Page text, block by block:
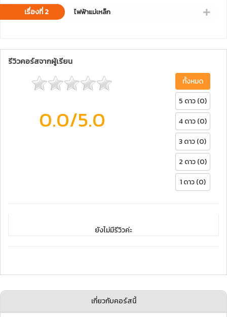
เรื่องที่ 2 ไฟฟ้าแม่เหล็ก
รีวิวคอร์สจากผู้เรียน
0.0/5.0
ทั้งหมด
5 ดาว (0)
4 ดาว (0)
3 ดาว (0)
2 ดาว (0)
1 ดาว (0)
ยังไม่มีรีวิวค่ะ
เกี่ยวกับคอร์สนี้